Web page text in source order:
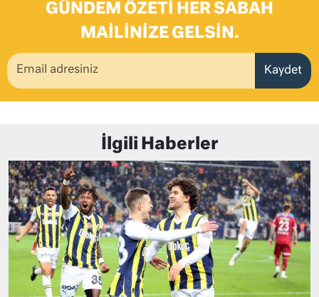
GÜNDEM ÖZETI HER SABAH
MAILINIZE GELSIN.
Kaydet
İlgili Haberler